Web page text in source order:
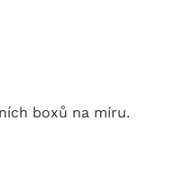
boxů na míru.